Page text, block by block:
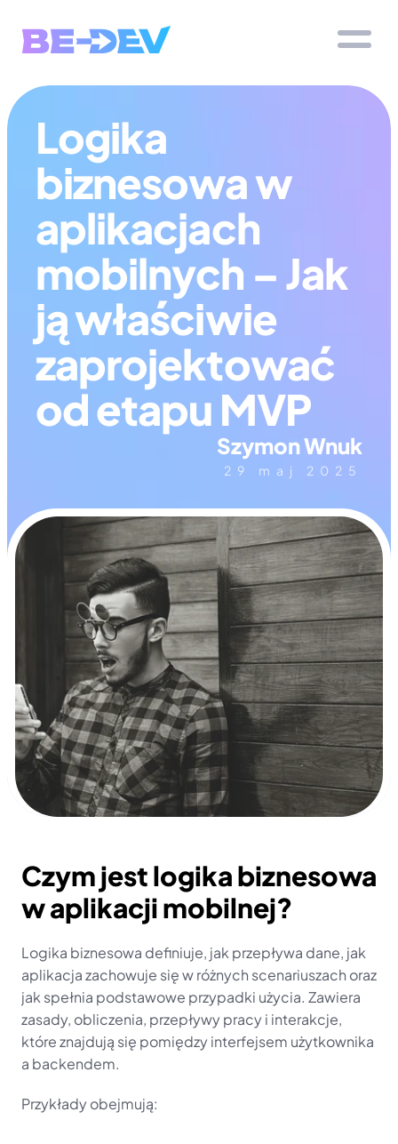
Logika
biznesowa w
aplikacjach
mobilnych – Jak
ją właściwie
zaprojektować
od etapu MVP
Szymon Wnuk
29 maj 2025
Czym jest logika biznesowa
w aplikacji mobilnej?
Logika biznesowa definiuje, jak przepływa dane, jak
aplikacja zachowuje się w różnych scenariuszach oraz
jak spełnia podstawowe przypadki użycia. Zawiera
zasady, obliczenia, przepływy pracy i interakcje,
które znajdują się pomiędzy interfejsem użytkownika
a backendem.
Przykłady obejmują: